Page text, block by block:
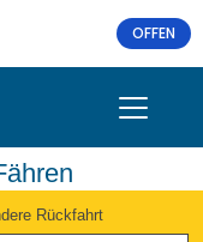
OFFEN
Rückfahrt